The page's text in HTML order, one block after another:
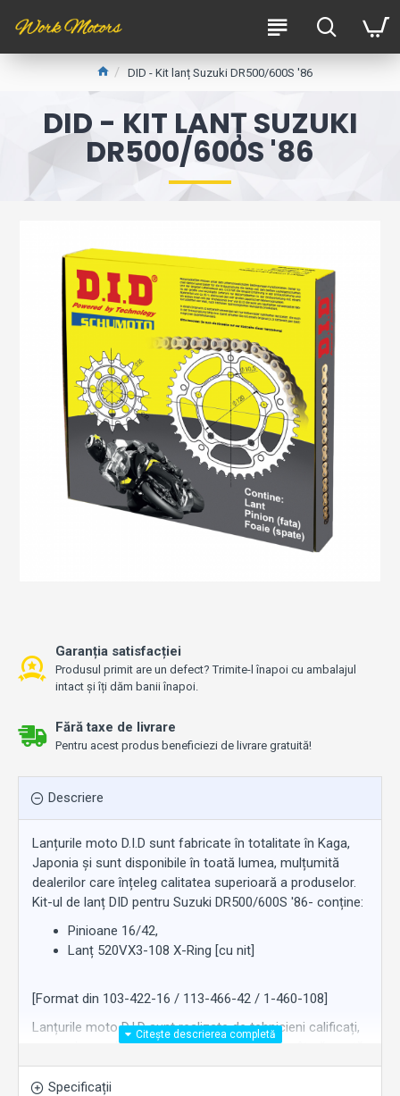
DID - Kit lanț Suzuki DR500/600S '86
DID - KIT LANȚ SUZUKI
DR500/600S '86
Fără taxe de livrare
Pentru acest produs beneficiezi de livrare gratuită!
Garanția satisfacției
Produsul primit are un defect? Trimite-l înapoi cu ambalajul
intact și îți dăm banii înapoi.
Descriere
Lanțurile moto D.I.D sunt fabricate în totalitate în Kaga,
Japonia și sunt disponibile în toată lumea, mulțumită
dealerilor care înțeleg calitatea superioară a produselor.
Kit-ul de lanț DID pentru Suzuki DR500/600S '86- conține:
Pinioane 16/42,
Lanț 520VX3-108 X-Ring [cu nit]
[Format din 103-422-16 / 113-466-42 / 1-460-108]
Lanțurile moto D.I.D sunt realizate de tehnicieni calificați,
cu un singur obiectiv: Perfecțiunea. Astfel încât să poată
oferi performanțe remarcabile. De-a lungul timpului,
importanța acordată calității a făcut din D.I.D furnizorul
Specificații